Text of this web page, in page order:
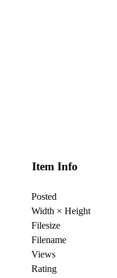
Item Info
Posted
Width × Height
Filesize
Filename
Views
Rating